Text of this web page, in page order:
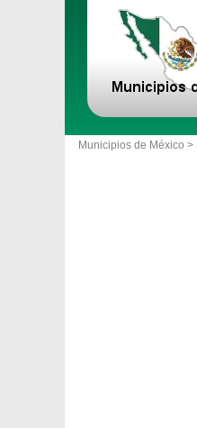
Municipios de México >